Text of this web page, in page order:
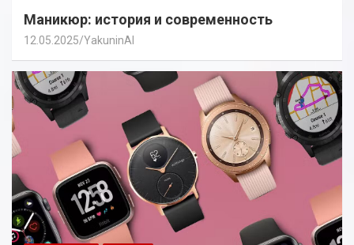
Маникюр: история и современность
12.05.2025 YakuninAI